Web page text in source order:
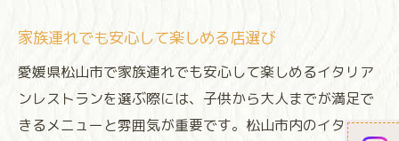
家族連れでも安心して楽しめる店選び
愛媛県松山市で家族連れでも安心して楽しめるイタリア
ンレストランを選ぶ際には、子供から大人までが満足で
きるメニューと雰囲気が重要です。松山市内のイタリア